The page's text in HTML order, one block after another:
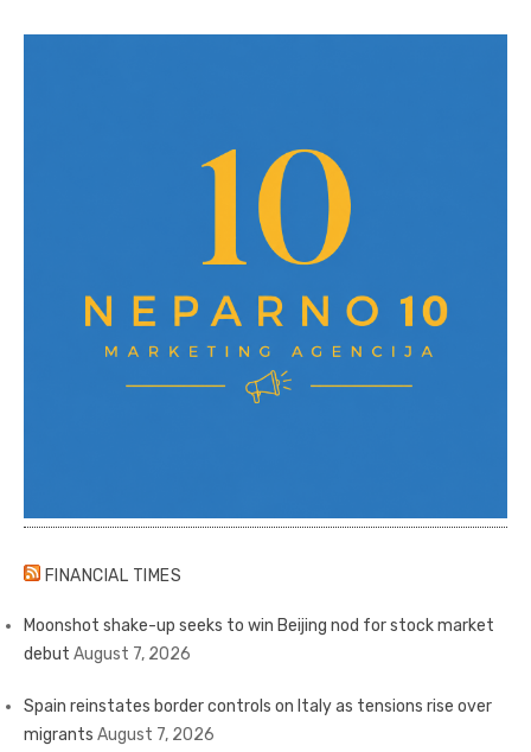
FINANCIAL TIMES
Moonshot shake-up seeks to win Beijing nod for stock market
debut August 7, 2026
Spain reinstates border controls on Italy as tensions rise over
migrants August 7, 2026